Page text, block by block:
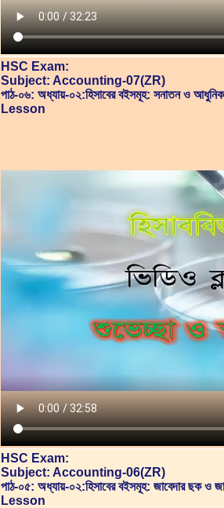
HSC Exam:
Subject: Accounting-07(ZR)
পাঠ-০৬: অধ্যায়-০২:হিসাবের বইসমূহ: সনাতন ও
Lesson
HSC Exam:
Subject: Accounting-06(ZR)
পাঠ-০৫: অধ্যায়-০২:হিসাবের বইসমূহ: জাবেদার ছক ও
Lesson